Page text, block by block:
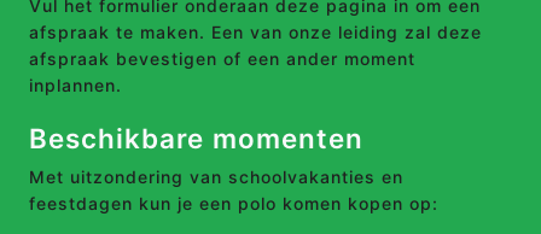
Vul het formulier onderaan deze pagina in om een
afspraak te maken. Een van onze leiding zal deze
afspraak bevestigen of een ander moment
inplannen.
Beschikbare momenten
Met uitzondering van schoolvakanties en
feestdagen kun je een polo komen kopen op: